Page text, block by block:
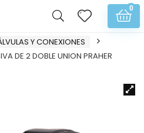
0
Y CONEXIONES
DE 2 DOBLE UNION PRAHER